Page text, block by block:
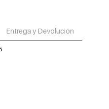
Entrega y Devolución